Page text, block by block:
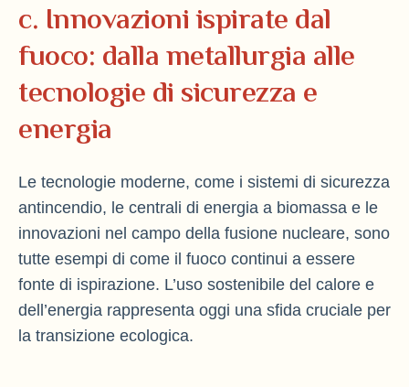
c. Innovazioni ispirate dal
fuoco: dalla metallurgia alle
tecnologie di sicurezza e
energia
Le tecnologie moderne, come i sistemi di sicurezza
antincendio, le centrali di energia a biomassa e le
innovazioni nel campo della fusione nucleare, sono
tutte esempi di come il fuoco continui a essere
fonte di ispirazione. L’uso sostenibile del calore e
dell’energia rappresenta oggi una sfida cruciale per
la transizione ecologica.